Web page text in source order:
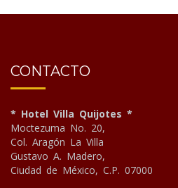
CONTACTO
* Hotel Villa Quijotes *
Moctezuma No. 20,
Col. Aragón La Villa
Gustavo A. Madero,
Ciudad de México, C.P. 07000